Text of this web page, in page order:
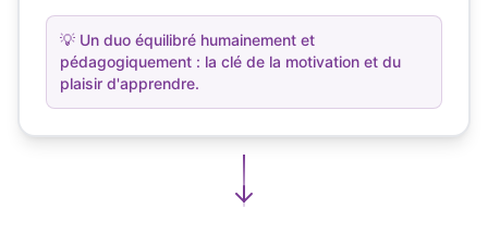
💡 Un duo équilibré humainement et
pédagogiquement : la clé de la motivation et du
plaisir d'apprendre.